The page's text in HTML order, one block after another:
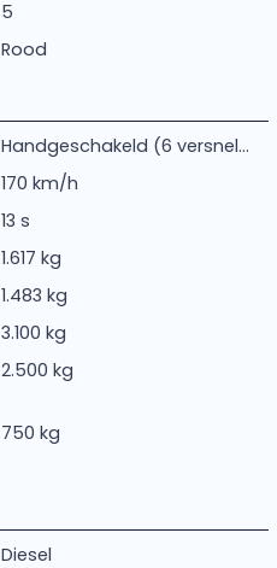
5
Rood
Handgeschakeld (6 versnel...
170 km/h
13 s
1.617 kg
1.483 kg
3.100 kg
2.500 kg
750 kg
Diesel